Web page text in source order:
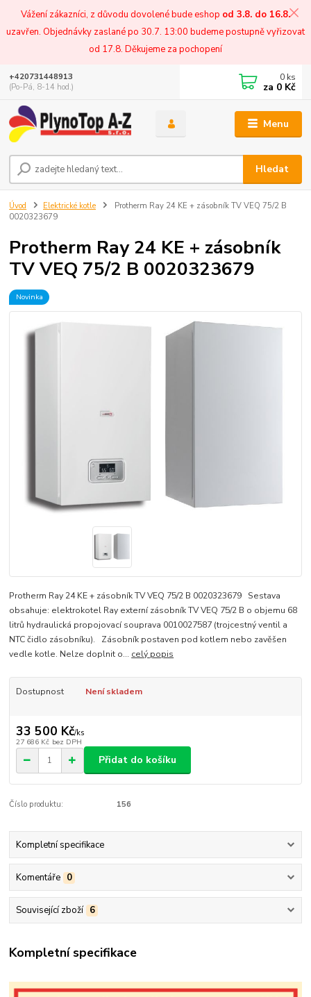
Vážení zákazníci, z důvodu dovolené bude eshop od 3.8. do 16.8.
uzavřen. Objednávky zaslané po 30.7. 13:00 budeme postupně vyřizovat
od 17.8. Děkujeme za pochopení
Menu
Hledat
+420731448913
(Po-Pá, 8-14 hod.)
0 ks
za 0 Kč
Úvod Elektrické kotle
Protherm Ray 24 KE + zásobník TV VEQ 75/2 B
0020323679
Protherm Ray 24 KE + zásobník
TV VEQ 75/2 B 0020323679
Novinka
Protherm Ray 24 KE + zásobník TV VEQ 75/2 B 0020323679 Sestava
obsahuje: elektrokotel Ray externí zásobník TV VEQ 75/2 B o objemu 68
litrů hydraulická propojovací souprava 0010027587 (trojcestný ventil a
NTC čidlo zásobníku). Zásobník postaven pod kotlem nebo zavěšen
vedle kotle. Nelze doplnit o... celý popis
Dostupnost Není skladem
33 500 Kč/ks
27 686 Kč bez DPH
Přidat do košíku
Číslo produktu: 156
Kompletní specifikace
Komentáře 0
Související zboží 6
Kompletní specifikace